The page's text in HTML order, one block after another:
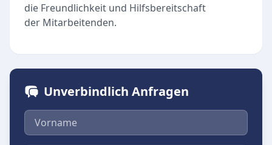
die Freundlichkeit und Hilfsbereitschaft
der Mitarbeitenden.
Unverbindlich Anfragen
Vorname